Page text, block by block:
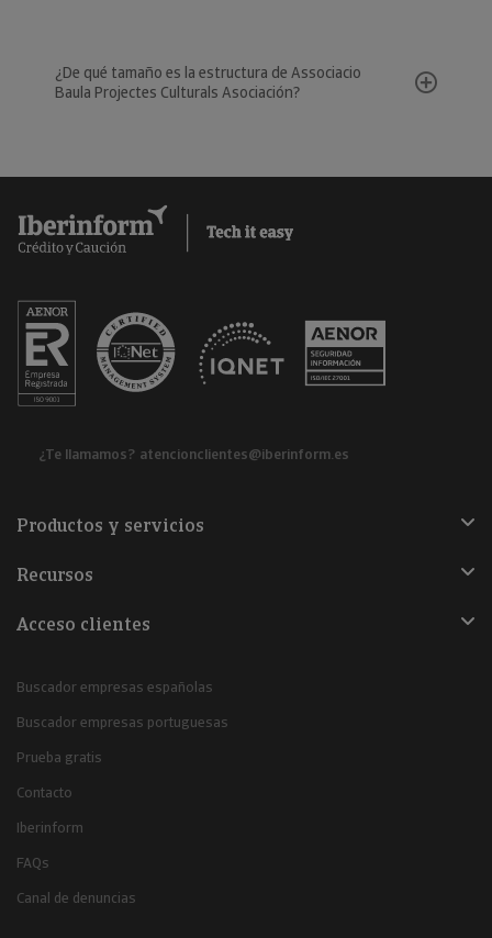
¿De qué tamaño es la estructura de Associacio
Baula Projectes Culturals Asociación?
¿Te llamamos? atencionclientes@iberinform.es
Productos y servicios
Recursos
Acceso clientes
Buscador empresas españolas
Buscador empresas portuguesas
Prueba gratis
Contacto
Iberinform
FAQs
Canal de denuncias